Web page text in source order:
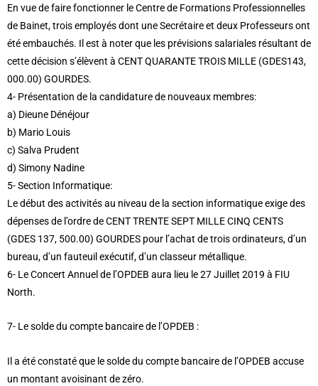
En vue de faire fonctionner le Centre de Formations Professionnelles
de Bainet, trois employés dont une Secrétaire et deux Professeurs ont
été embauchés. Il est à noter que les prévisions salariales résultant de
cette décision s’élèvent à CENT QUARANTE TROIS MILLE (GDES143,
000.00) GOURDES.
4- Présentation de la candidature de nouveaux membres:
a) Dieune Dénéjour
b) Mario Louis
c) Salva Prudent
d) Simony Nadine
5- Section Informatique:
Le début des activités au niveau de la section informatique exige des
dépenses de l’ordre de CENT TRENTE SEPT MILLE CINQ CENTS
(GDES 137, 500.00) GOURDES pour l’achat de trois ordinateurs, d’un
bureau, d’un fauteuil exécutif, d’un classeur métallique.
6- Le Concert Annuel de l’OPDEB aura lieu le 27 Juillet 2019 à FIU
North.
7- Le solde du compte bancaire de l’OPDEB :
Il a été constaté que le solde du compte bancaire de l’OPDEB accuse
un montant avoisinant de zéro.